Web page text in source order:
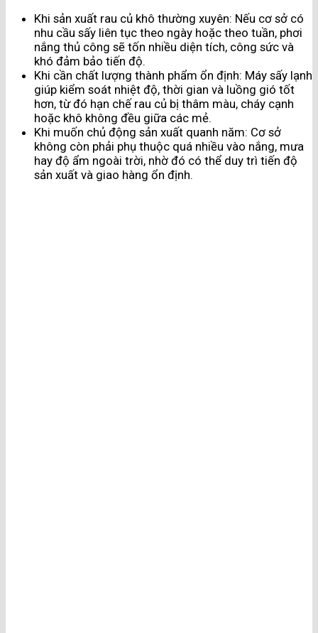
Khi sản xuất rau củ khô thường xuyên: Nếu cơ sở có
nhu cầu sấy liên tục theo ngày hoặc theo tuần, phơi
nắng thủ công sẽ tốn nhiều diện tích, công sức và
khó đảm bảo tiến độ.
Khi cần chất lượng thành phẩm ổn định: Máy sấy lạnh
giúp kiểm soát nhiệt độ, thời gian và luồng gió tốt
hơn, từ đó hạn chế rau củ bị thâm màu, cháy cạnh
hoặc khô không đều giữa các mẻ.
Khi muốn chủ động sản xuất quanh năm: Cơ sở
không còn phải phụ thuộc quá nhiều vào nắng, mưa
hay độ ẩm ngoài trời, nhờ đó có thể duy trì tiến độ
sản xuất và giao hàng ổn định.